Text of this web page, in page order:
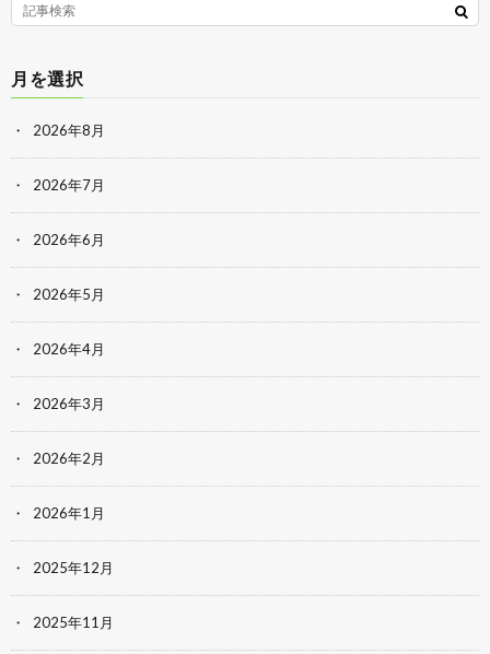
月を選択
2026年8月
2026年7月
2026年6月
2026年5月
2026年4月
2026年3月
2026年2月
2026年1月
2025年12月
2025年11月